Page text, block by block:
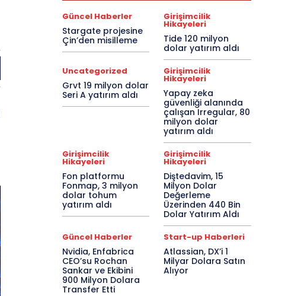
Güncel Haberler
Stargate projesine
Çin’den misilleme
Girişimcilik
Hikayeleri
Tide 120 milyon
dolar yatırım aldı
Uncategorized
Grvt 19 milyon dolar
Seri A yatırım aldı
Girişimcilik
Hikayeleri
Yapay zeka
güvenliği alanında
çalışan Irregular, 80
milyon dolar
yatırım aldı
Girişimcilik
Hikayeleri
Fon platformu
Fonmap, 3 milyon
dolar tohum
yatırım aldı
Girişimcilik
Hikayeleri
Diştedavim, 15
Milyon Dolar
Değerleme
Üzerinden 440 Bin
Dolar Yatırım Aldı
Güncel Haberler
Nvidia, Enfabrica
CEO’su Rochan
Sankar ve Ekibini
900 Milyon Dolara
Transfer Etti
Start-up Haberleri
Atlassian, DX’i 1
Milyar Dolara Satın
Alıyor